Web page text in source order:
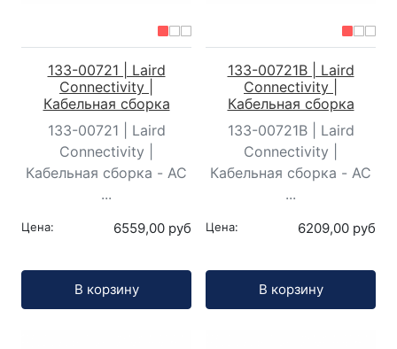
133-00721 | Laird
Connectivity |
Кабельная сборка
133-00721 | Laird
Connectivity |
Кабельная сборка - AC
...
Цена: 6559,00 руб
В корзину
133-00721B | Laird
Connectivity |
Кабельная сборка
133-00721B | Laird
Connectivity |
Кабельная сборка - AC
...
Цена: 6209,00 руб
В корзину